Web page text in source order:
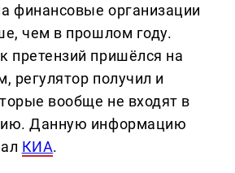
финансовые организации
чем в прошлом году.
претензий пришёлся на
регулятор получил и
вообще не входят в
Данную информацию
КИА.